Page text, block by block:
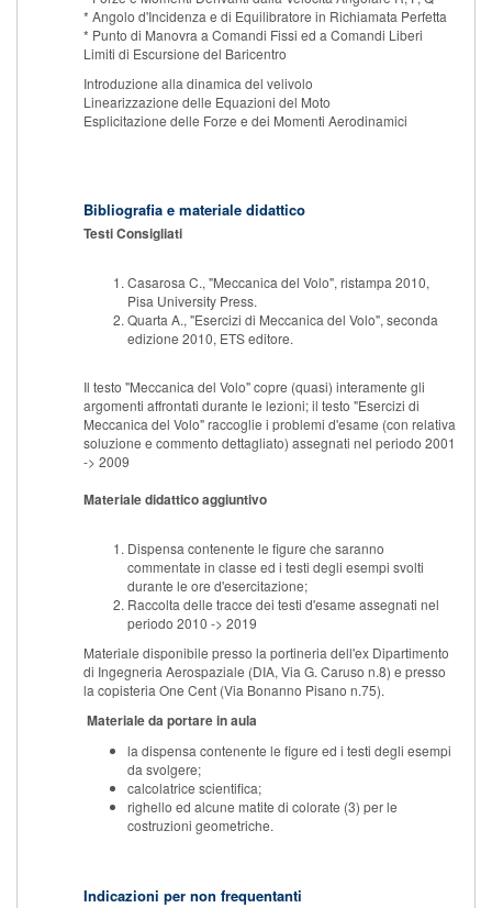
* Angolo d'Incidenza e di Equilibratore in Richiamata Perfetta
* Punto di Manovra a Comandi Fissi ed a Comandi Liberi
Limiti di Escursione del Baricentro
Introduzione alla dinamica del velivolo
Linearizzazione delle Equazioni del Moto
Esplicitazione delle Forze e dei Momenti Aerodinamici
Bibliografia e materiale didattico
Testi Consigliati
Casarosa C., "Meccanica del Volo", ristampa 2010,
Pisa University Press.
Quarta A., "Esercizi di Meccanica del Volo", seconda
edizione 2010, ETS editore.
Il testo "Meccanica del Volo" copre (quasi) interamente gli
argomenti affrontati durante le lezioni; il testo "Esercizi di
Meccanica del Volo" raccoglie i problemi d'esame (con relativa
soluzione e commento dettagliato) assegnati nel periodo 2001
-> 2009
Materiale didattico aggiuntivo
Dispensa contenente le figure che saranno
commentate in classe ed i testi degli esempi svolti
durante le ore d'esercitazione;
Raccolta delle tracce dei testi d'esame assegnati nel
periodo 2010 -> 2019
Materiale disponibile presso la portineria dell'ex Dipartimento
di Ingegneria Aerospaziale (DIA, Via G. Caruso n.8) e presso
la copisteria One Cent (Via Bonanno Pisano n.75).
Materiale da portare in aula
la dispensa contenente le figure ed i testi degli esempi
da svolgere;
calcolatrice scientifica;
righello ed alcune matite di colorate (3) per le
costruzioni geometriche.
Indicazioni per non frequentanti